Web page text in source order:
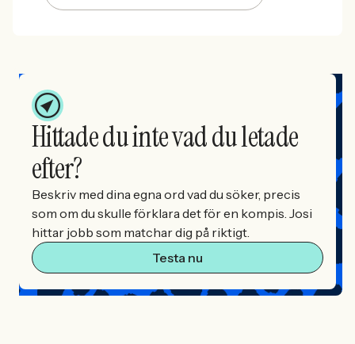
Hittade du inte vad du letade
efter?
Beskriv med dina egna ord vad du söker, precis
som om du skulle förklara det för en kompis. Josi
hittar jobb som matchar dig på riktigt.
Testa nu